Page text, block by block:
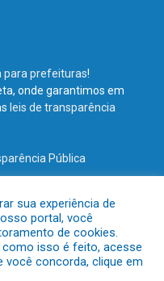
para prefeituras!
onde garantimos em
leis de transparência
Pública
Municipal de Terra Santa.
sua experiência de
portal, você
de cookies.
isso é feito, acesse
você concorda, clique em